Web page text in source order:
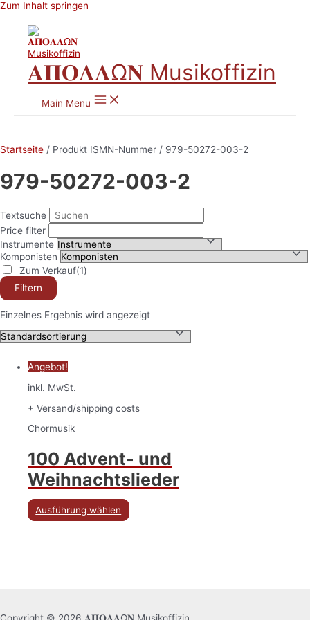
Zum Inhalt springen
𝚨𝚷𝚶𝚲𝚲Ω𝚴 Musikoffizin
Main Menu
Startseite / Produkt ISMN-Nummer / 979-50272-003-2
979-50272-003-2
Textsuche
Price filter
Instrumente
Komponisten
Zum Verkauf(1)
Filtern
Einzelnes Ergebnis wird angezeigt
Angebot!
inkl. MwSt.
+ Versand/shipping costs
Chormusik
100 Advent- und
Weihnachtslieder
Ausführung wählen
Copyright © 2026 𝚨𝚷𝚶𝚲𝚲Ω𝚴 Musikoffizin